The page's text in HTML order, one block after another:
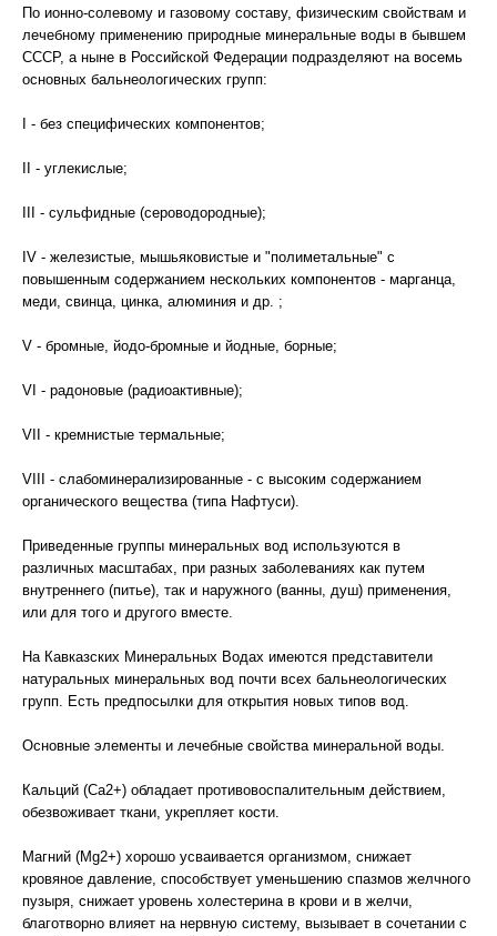
По ионно-солевому и газовому составу, физическим свойствам и
лечебному применению природные минеральные воды в бывшем
СССР, а ныне в Российской Федерации подразделяют на восемь
основных бальнеологических групп:
I - без специфических компонентов;
II - углекислые;
III - сульфидные (сероводородные);
IV - железистые, мышьяковистые и "полиметальные" с
повышенным содержанием нескольких компонентов - марганца,
меди, свинца, цинка, алюминия и др. ;
V - бромные, йодо-бромные и йодные, борные;
VI - радоновые (радиоактивные);
VII - кремнистые термальные;
VIII - слабоминерализированные - с высоким содержанием
органического вещества (типа Нафтуси).
Приведенные группы минеральных вод используются в
различных масштабах, при разных заболеваниях как путем
внутреннего (питье), так и наружного (ванны, душ) применения,
или для того и другого вместе.
На Кавказских Минеральных Водах имеются представители
натуральных минеральных вод почти всех бальнеологических
групп. Есть предпосылки для открытия новых типов вод.
Основные элементы и лечебные свойства минеральной воды.
Кальций (Са2+) обладает противовоспалительным действием,
обезвоживает ткани, укрепляет кости.
Магний (Мg2+) хорошо усваивается организмом, снижает
кровяное давление, способствует уменьшению спазмов желчного
пузыря, снижает уровень холестерина в крови и в желчи,
благотворно влияет на нервную систему, вызывает в сочетании с